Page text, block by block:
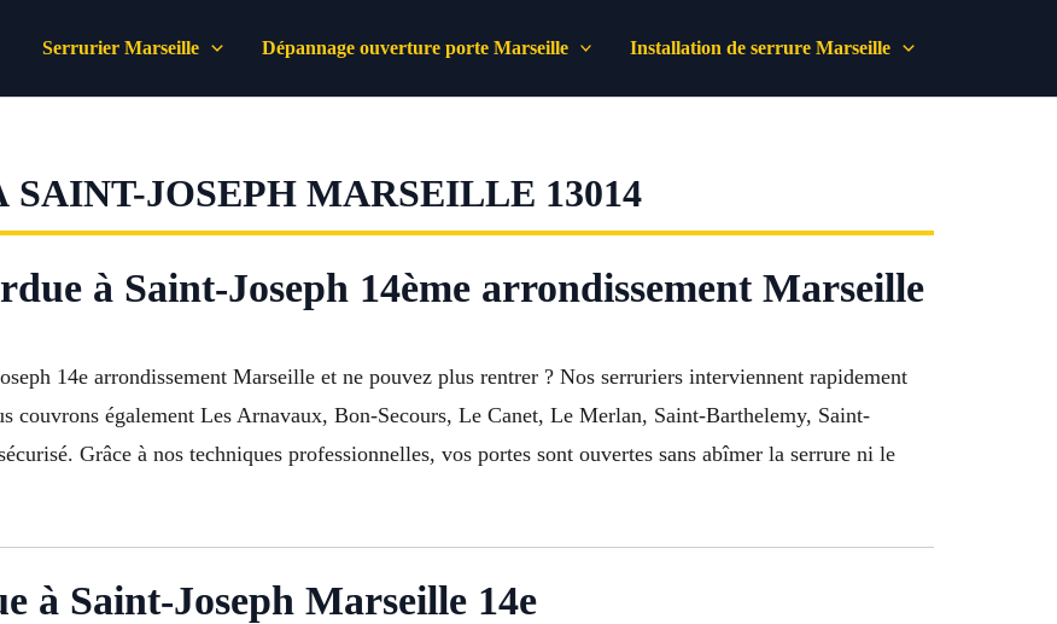
Serrurier Marseille Dépannage ouverture porte Marseille Installation de serrure Marseille
JOSEPH MARSEILLE 13014
à Saint-Joseph 14ème arrondissement Marseille
14e arrondissement Marseille et ne pouvez plus rentrer ? Nos serruriers interviennent rapidement
couvrons également Les Arnavaux, Bon-Secours, Le Canet, Le Merlan, Saint-Barthelemy, Saint-
Grâce à nos techniques professionnelles, vos portes sont ouvertes sans abîmer la serrure ni le
à Saint-Joseph Marseille 14e